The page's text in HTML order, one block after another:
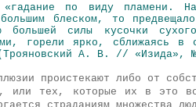
«гадание по виду пламени.
блеском, то
большей силы кусочки
горели ярко, сближаясь в
(Трояновский А. В. //
проистекают либо от
или тех, которые их в это
страданиям множества